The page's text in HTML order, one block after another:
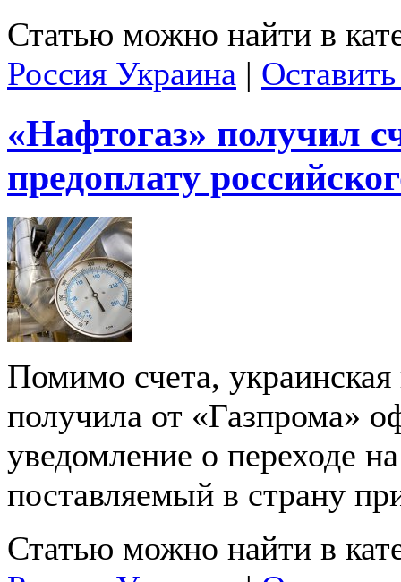
Статью можно найти в
Россия Украина |
«Нафтогаз» получил
предоплату
Помимо счета,
получила от «Газпрома»
уведомление о переходе
поставляемый в страну
Статью можно найти в